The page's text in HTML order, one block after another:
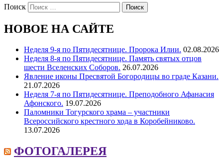
Поиск
НОВОЕ НА САЙТЕ
Неделя 9-я по Пятидесятнице. Пророка Илии. 02.08.2026
Неделя 8-я по Пятидесятнице. Память святых отцов
шести Вселенских Соборов. 26.07.2026
Явление иконы Пресвятой Богородицы во граде Казани.
21.07.2026
Неделя 7-я по Пятидесятнице. Преподобного Афанасия
Афонского. 19.07.2026
Паломники Тогурского храма – участники
Всероссийского крестного хода в Коробейниково.
13.07.2026
ФОТОГАЛЕРЕЯ